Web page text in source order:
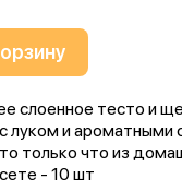
слоенное тесто и
луком и ароматными
только что из
- 10 шт